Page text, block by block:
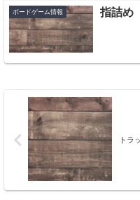
ボードゲーム情報 指詰め
トラ